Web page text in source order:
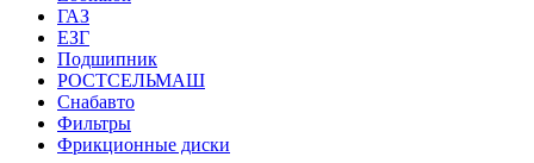
ГАЗ
ЕЗГ
Подшипник
РОСТСЕЛЬМАШ
Снабавто
Фильтры
Фрикционные диски